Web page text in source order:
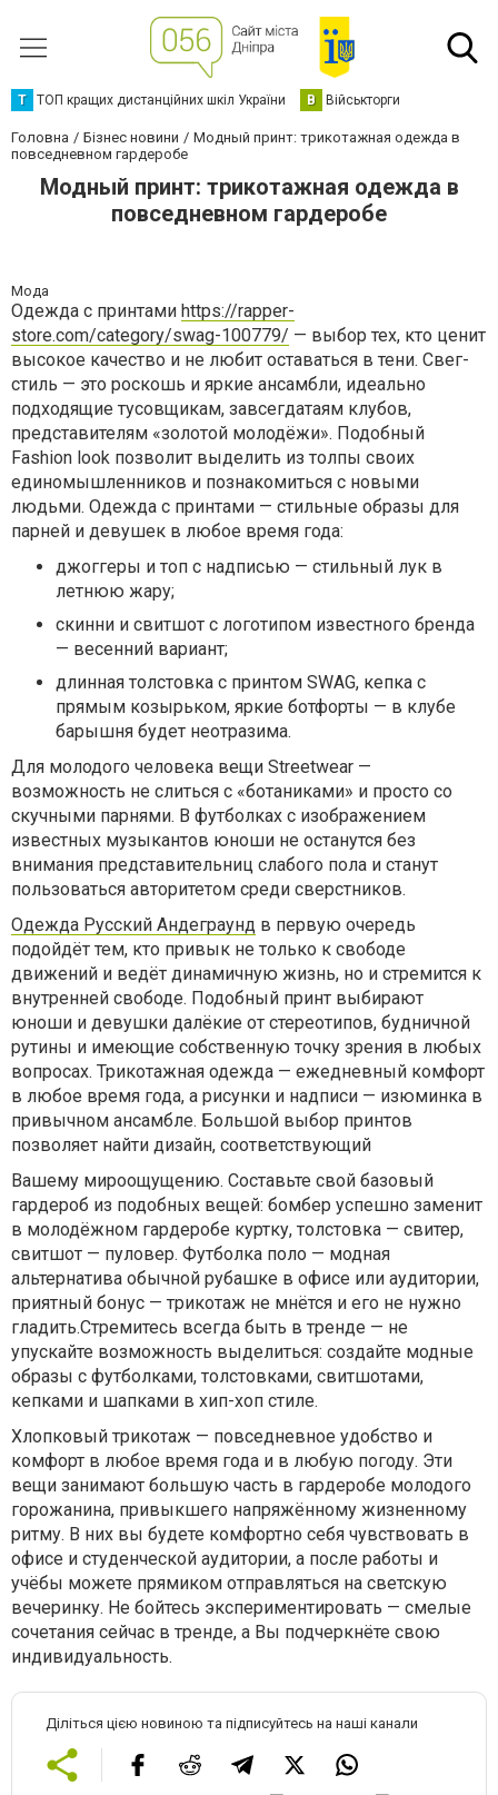
Т ТОП кращих дистанційних шкіл України В Військторги
Головна Бізнес новини
Модный принт: трикотажная одежда в
повседневном гардеробе
Модный принт: трикотажная одежда в
повседневном гардеробе
Мода
Одежда с принтами https://rapper-
store.com/category/swag-100779/ — выбор тех, кто ценит
высокое качество и не любит оставаться в тени. Свег-
стиль — это роскошь и яркие ансамбли, идеально
подходящие тусовщикам, завсегдатаям клубов,
представителям «золотой молодёжи». Подобный
Fashion look позволит выделить из толпы своих
единомышленников и познакомиться с новыми
людьми. Одежда с принтами — стильные образы для
парней и девушек в любое время года:
джоггеры и топ с надписью — стильный лук в
летнюю жару;
скинни и свитшот с логотипом известного бренда
— весенний вариант;
длинная толстовка с принтом SWAG, кепка с
прямым козырьком, яркие ботфорты — в клубе
барышня будет неотразима.
Для молодого человека вещи Streetwear —
возможность не слиться с «ботаниками» и просто со
скучными парнями. В футболках с изображением
известных музыкантов юноши не останутся без
внимания представительниц слабого пола и станут
пользоваться авторитетом среди сверстников.
Одежда Русский Андеграунд в первую очередь
подойдёт тем, кто привык не только к свободе
движений и ведёт динамичную жизнь, но и стремится к
внутренней свободе. Подобный принт выбирают
юноши и девушки далёкие от стереотипов, будничной
рутины и имеющие собственную точку зрения в любых
вопросах. Трикотажная одежда — ежедневный комфорт
в любое время года, а рисунки и надписи — изюминка в
привычном ансамбле. Большой выбор принтов
позволяет найти дизайн, соответствующий
Вашему мироощущению. Составьте свой базовый
гардероб из подобных вещей: бомбер успешно заменит
в молодёжном гардеробе куртку, толстовка — свитер,
свитшот — пуловер. Футболка поло — модная
альтернатива обычной рубашке в офисе или аудитории,
приятный бонус — трикотаж не мнётся и его не нужно
гладить.Стремитесь всегда быть в тренде — не
упускайте возможность выделиться: создайте модные
образы с футболками, толстовками, свитшотами,
кепками и шапками в хип-хоп стиле.
Хлопковый трикотаж — повседневное удобство и
комфорт в любое время года и в любую погоду. Эти
вещи занимают большую часть в гардеробе молодого
горожанина, привыкшего напряжённому жизненному
ритму. В них вы будете комфортно себя чувствовать в
офисе и студенческой аудитории, а после работы и
учёбы можете прямиком отправляться на светскую
вечеринку. Не бойтесь экспериментировать — смелые
сочетания сейчас в тренде, а Вы подчеркнёте свою
индивидуальность.
Діліться цією новиною та підписуйтесь на наші канали